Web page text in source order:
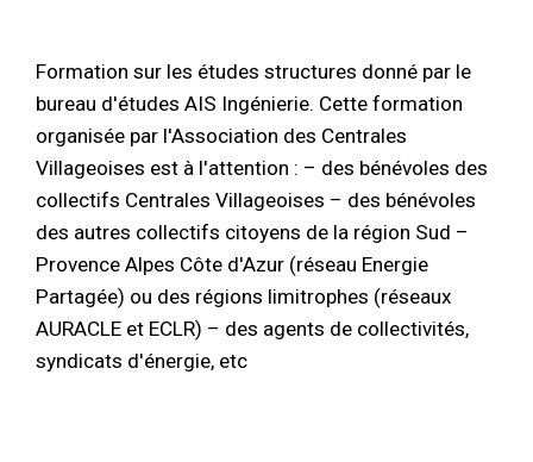
Formation sur les études structures donné par le
bureau d'études AIS Ingénierie. Cette formation
organisée par l'Association des Centrales
Villageoises est à l'attention : – des bénévoles des
collectifs Centrales Villageoises – des bénévoles
des autres collectifs citoyens de la région Sud –
Provence Alpes Côte d'Azur (réseau Energie
Partagée) ou des régions limitrophes (réseaux
AURACLE et ECLR) – des agents de collectivités,
syndicats d'énergie, etc